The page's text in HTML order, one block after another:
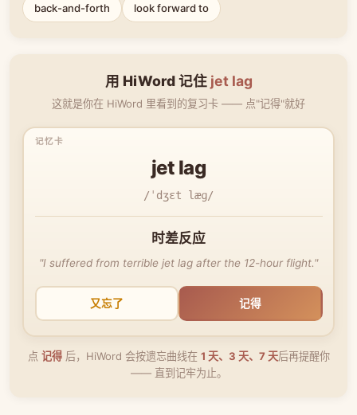
back-and-forth look forward to
用 HiWord 记住 jet lag
这就是你在 HiWord 里看到的复习卡 —— 点"记得"就好
jet lag
/ˈdʒɛt læɡ/
时差反应
"I suffered from terrible jet lag after the 12-hour flight."
又忘了 记得
点 记得后，HiWord 会按遗忘曲线在 1 天、3 天、7 天后再提醒你
—— 直到记牢为止。